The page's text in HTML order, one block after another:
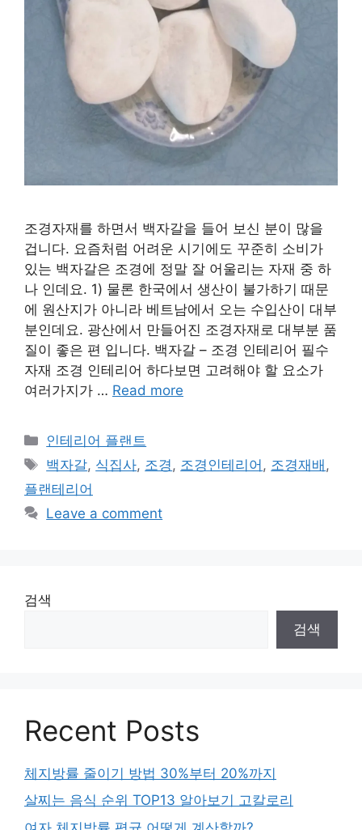
조경자재를 하면서 백자갈을 들어 보신 분이 많을
겁니다. 요즘처럼 어려운 시기에도 꾸준히 소비가
있는 백자갈은 조경에 정말 잘 어울리는 자재 중 하
나 인데요. 1) 물론 한국에서 생산이 불가하기 때문
에 원산지가 아니라 베트남에서 오는 수입산이 대부
분인데요. 광산에서 만들어진 조경자재로 대부분 품
질이 좋은 편 입니다. 백자갈 – 조경 인테리어 필수
자재 조경 인테리어 하다보면 고려해야 할 요소가
여러가지가 … Read more
Categories
인테리어 플랜트
Tags
백자갈, 식집사, 조경 , 조경인테리어 , 조경재배 ,
플랜테리어
Leave a comment
검색
검색
Recent Posts
체지방률 줄이기 방법 30%부터 20%까지
살찌는 음식 순위 TOP13 알아보기 고칼로리